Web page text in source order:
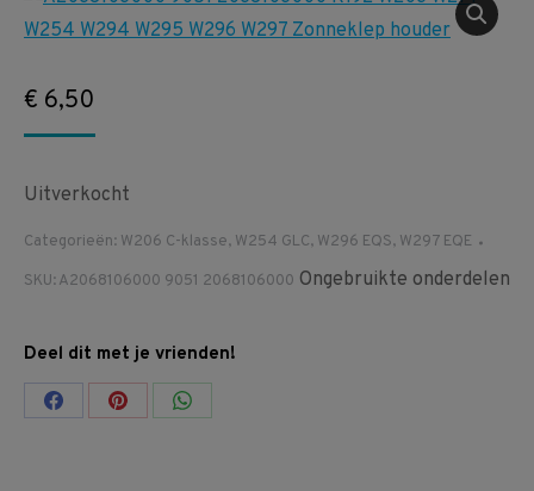
€ 6,50
Uitverkocht
Categorieën: W206 C-klasse, W254 GLC, W296 EQS, W297 EQE
SKU:A2068106000 9051 2068106000 Ongebruikte onderdelen
Deel dit met je vrienden!
Share Share Share